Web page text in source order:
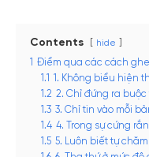
Contents hide
Điểm qua các cách
1.1
1. Không biểu hiện
1.2 2. Chỉ đứng ra
1.3 3. Chỉ tin vào mỗi
1.4 4. Trong sự cứng
1.5 5. Luôn biết tự